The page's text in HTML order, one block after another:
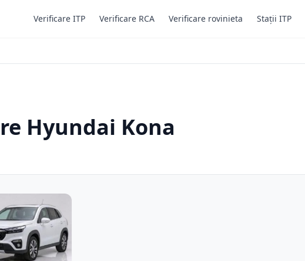
Verificare ITP Verificare RCA Verificare rovinieta Stații ITP
Hyundai Kona